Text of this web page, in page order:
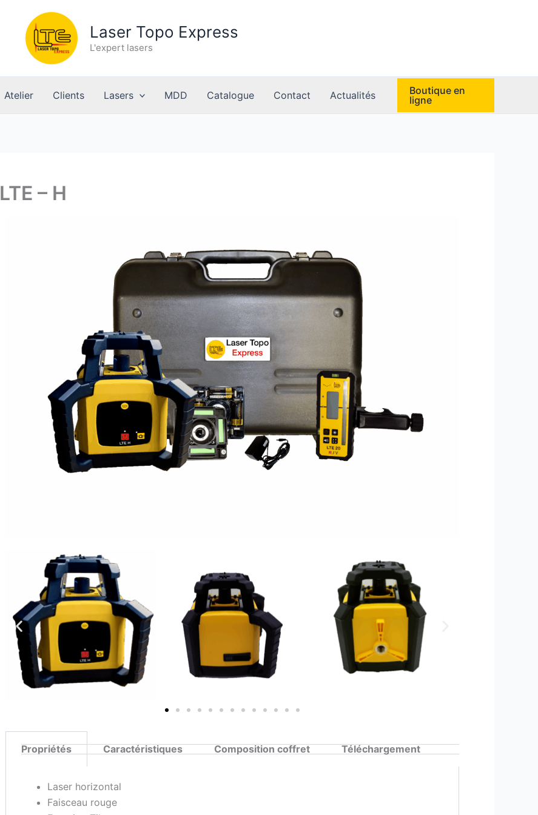
Laser Topo Express
L'expert lasers
Atelier Clients Lasers MDD Catalogue Contact Actualités
Boutique en
ligne
LTE – H
Propriétés Caractéristiques Composition coffret Téléchargement
Laser horizontal
Faisceau rouge